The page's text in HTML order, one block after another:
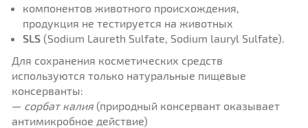
компонентов животного происхождения,
продукция не тестируется на животных
SLS (Sodium Laureth Sulfate, Sodium lauryl Sulfate).
Для сохранения косметических средств
используются только натуральные пищевые
консерванты:
— сорбат калия (природный консервант оказывает
антимикробное действие)